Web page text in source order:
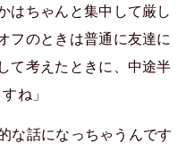
はちゃんと集中して厳し
フのときは普通に友達に
て考えたときに、中途半
ね」
な話になっちゃうんです